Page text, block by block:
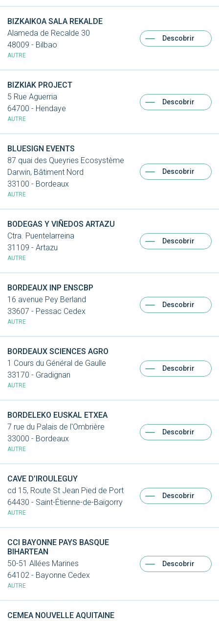
BIZKAIKOA SALA REKALDE
Alameda de Recalde 30
48009 - Bilbao
AUTRE
Descobrir
BIZKIAK PROJECT
5 Rue Aguerria
64700 - Hendaye
AUTRE
Descobrir
BLUESIGN EVENTS
87 quai des Queyries Ecosystème
Darwin, Bâtiment Nord
33100 - Bordeaux
AUTRE
Descobrir
BODEGAS Y VIÑEDOS ARTAZU
Ctra. Puentelarreina
31109 - Artazu
AUTRE
Descobrir
BORDEAUX INP ENSCBP
16 avenue Pey Berland
33607 - Pessac Cedex
AUTRE
Descobrir
BORDEAUX SCIENCES AGRO
1 Cours du Général de Gaulle
33170 - Gradignan
AUTRE
Descobrir
BORDELEKO EUSKAL ETXEA
7 rue du Palais de l'Ombrière
33000 - Bordeaux
AUTRE
Descobrir
CAVE D’IROULEGUY
cd 15, Route St Jean Pied de Port
64430 - Saint-Étienne-de-Baïgorry
AUTRE
Descobrir
CCI BAYONNE PAYS BASQUE
BIHARTEAN
50-51 Allées Marines
64102 - Bayonne Cedex
AUTRE
Descobrir
CEMEA NOUVELLE AQUITAINE